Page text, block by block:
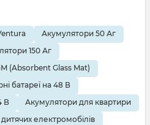
Акумулятори 50 Аг
150 Аг
(Absorbent Glass Mat)
батареї на 48 В
В
Акумулятори для квартири
електромобілів